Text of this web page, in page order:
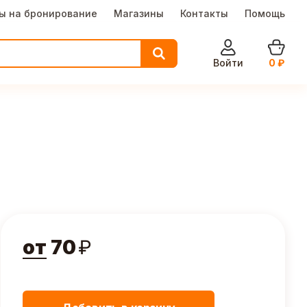
на бронирование Магазины Контакты Помощь
Войти 0 ₽
от 70₽